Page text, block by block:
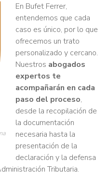
En Bufet Ferrer,
entendemos que cada
caso es único, por lo que
ofrecemos un trato
personalizado y cercano.
Nuestros abogados
expertos te
acompañarán en cada
paso del proceso,
desde la recopilación de
la documentación
necesaria hasta la
presentación de la
declaración y la defensa
Tributaria.